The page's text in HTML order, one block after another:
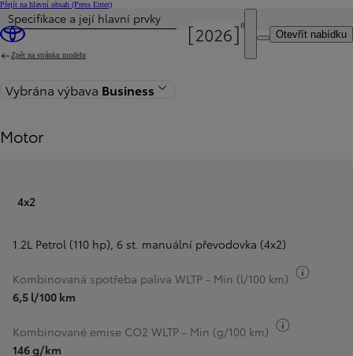
Přejít na hlavní obsah (Press Enter)
Otevřít nabídku
Byla aktualizována cena Cena vaší konfigurace činí 668 000 Kč
Specifikace a její hlavní prvky
Zpět na stránku modelu
Vybrána výbava Business
Motor
4x2
1.2L Petrol (110 hp), 6 st. manuální převodovka (4x2)
Kombinovaná spotřeba paliva WLTP - Min (l/100 km)
6,5 l/100 km
Kombinované emise CO2 WLTP - Min (g/100 km)
146 g/km